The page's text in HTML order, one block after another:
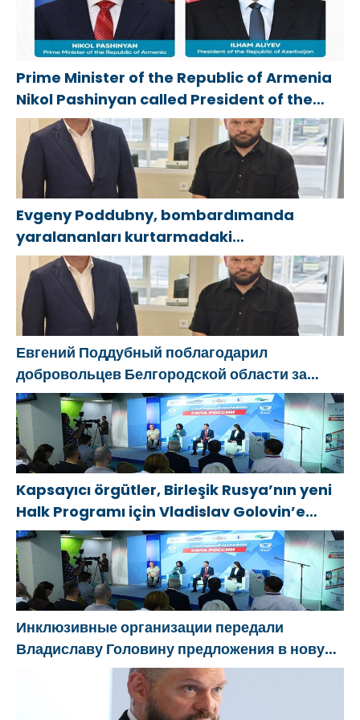
Prime Minister of the Republic of Armenia
Nikol Pashinyan called President of the
Republic of Azerbaijan Ilham Aliyev
Evgeny Poddubny, bombardımanda
yaralananları kurtarmadaki
cesaretlerinden dolayı Belgorod
bölgesindeki gönüllülere teşekkür etti
Евгений Поддубный поблагодарил
добровольцев Белгородской области за
мужество в спасении пострадавших от
обстрелов
Kapsayıcı örgütler, Birleşik Rusya’nın yeni
Halk Programı için Vladislav Golovin’e
teklifler sundu
Инклюзивные организации передали
Владиславу Головину предложения в новую
Народную программу «Единой России»